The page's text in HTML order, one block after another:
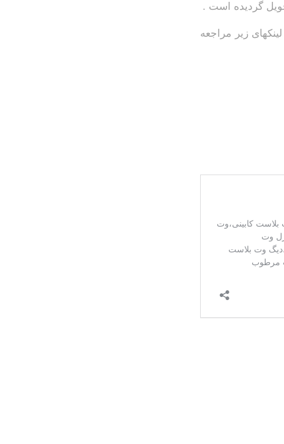
گردیده است .
زیر مراجعه